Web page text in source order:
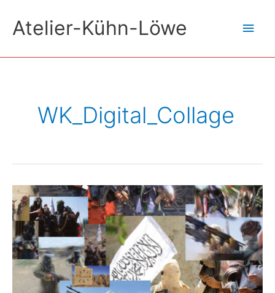
Inhalt
springen
Atelier-Kühn-Löwe
WK_Digital_Collage